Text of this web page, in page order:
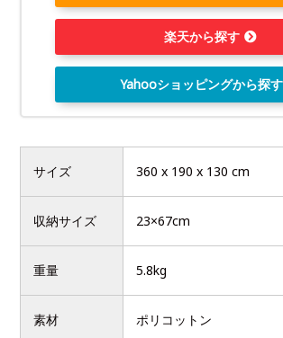
楽天から探す
Yahooショッピングから探す
サイズ ‎360 x 190 x 130 cm
収納サイズ 23×67cm
重量 5.8kg
素材 ポリコットン